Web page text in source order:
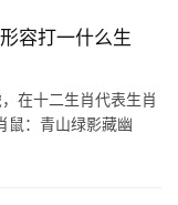
容打一什么生
在十二生肖代表生肖
鼠：青山绿影藏幽
绕梵音”则象征其福泽